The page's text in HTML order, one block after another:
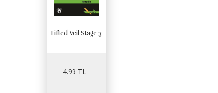
Lifted Veil Stage 3
4.99 TL